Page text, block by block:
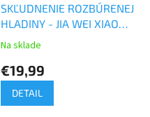
SKĽUDNENIE ROZBÚRENEJ
HLADINY - JIA WEI XIAO
YAO WAN - TCM Herbs
Na sklade
€19,99
DETAIL